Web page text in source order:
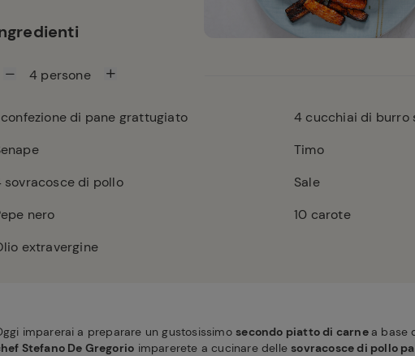
4 persone
confezione di pane grattugiato 4 cucchiai di burro
Timo
sovracosce di pollo
Sale
nero
10 carote
extravergine
imparerai a preparare un gustosissimo secondo piatto di carne a base
Stefano De Gregorio imparerete a cucinare delle sovracosce di pollo